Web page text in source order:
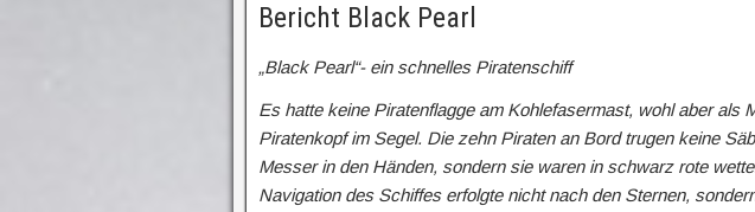
Bericht Black Pearl
„Black Pearl“- ein schnelles Piratenschiff
Es hatte keine Piratenflagge am Kohlefasermast, wohl aber als
Piratenkopf im Segel. Die zehn Piraten an Bord trugen keine
Messer in den Händen, sondern sie waren in schwarz rote
Navigation des Schiffes erfolgte nicht nach den Sternen,